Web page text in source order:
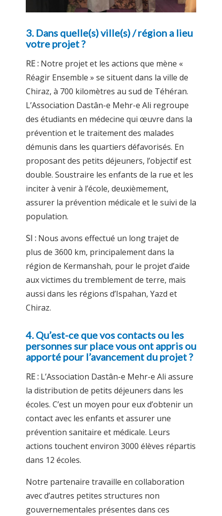
3. Dans quelle(s) ville(s) / région a lieu
votre projet ?
RE : Notre projet et les actions que mène «
Réagir Ensemble » se situent dans la ville de
Chiraz, à 700 kilomètres au sud de Téhéran.
L’Association Dastân-e Mehr-e Ali regroupe
des étudiants en médecine qui œuvre dans la
prévention et le traitement des malades
démunis dans les quartiers défavorisés. En
proposant des petits déjeuners, l’objectif est
double. Soustraire les enfants de la rue et les
inciter à venir à l’école, deuxièmement,
assurer la prévention médicale et le suivi de la
population.
SI : Nous avons effectué un long trajet de
plus de 3600 km, principalement dans la
région de Kermanshah, pour le projet d’aide
aux victimes du tremblement de terre, mais
aussi dans les régions d’Ispahan, Yazd et
Chiraz.
4. Qu’est-ce que vos contacts ou les
personnes sur place vous ont appris ou
apporté pour l’avancement du projet ?
RE : L’Association Dastân-e Mehr-e Ali assure
la distribution de petits déjeuners dans les
écoles. C’est un moyen pour eux d’obtenir un
contact avec les enfants et assurer une
prévention sanitaire et médicale. Leurs
actions touchent environ 3000 élèves répartis
dans 12 écoles.
Notre partenaire travaille en collaboration
avec d’autres petites structures non
gouvernementales présentes dans ces